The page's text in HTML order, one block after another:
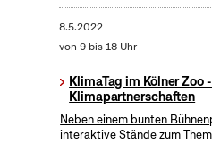
8.5.2022
von 9 bis 18 Uhr
KlimaTag im Kölner Zoo
Klimapartnerschaften
Neben einem bunten
interaktive Stände zum